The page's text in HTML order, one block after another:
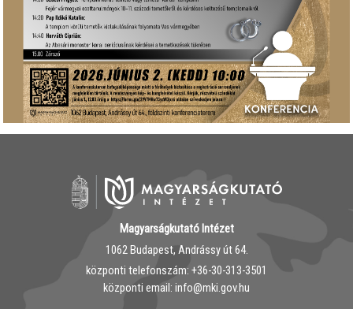
Magyarságkutató Intézet
1062 Budapest, Andrássy út 64.
központi telefonszám: ‭+36-30-313-3501
központi email: info@mki.gov.hu